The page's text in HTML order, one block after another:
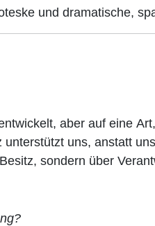
und dramatische,
aber auf eine
uns, anstatt
sondern über